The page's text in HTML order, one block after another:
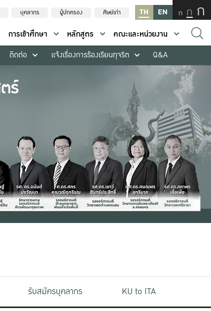
บุคลากร ผู้ปกครอง ศิษย์เก่า TH EN ก ก ก
การเข้าศึกษา หลักสูตร
คณะและหน่วยงาน
ติดต่อ แจ้งเรื่องการร้องเรียนทุจริต Q&A
รับสมัครบุคลากร KU to ITA